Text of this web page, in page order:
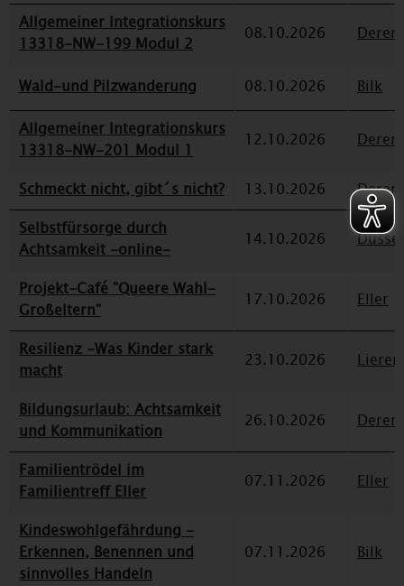
Allgemeiner Integrationskurs
13318-NW-199 Modul 2
08.10.2026
Wald-und Pilzwanderung 08.10.2026
Bilk
Allgemeiner Integrationskurs
13318-NW-201 Modul 1
12.10.2026
Schmeckt nicht, gibt´s nicht? 13.10.2026
Selbstfürsorge durch
Achtsamkeit -online-
14.10.2026
Projekt-Café "Queere Wahl-
Großeltern"
17.10.2026 Eller
Resilienz -Was Kinder stark
macht
23.10.2026
Bildungsurlaub: Achtsamkeit
und Kommunikation
26.10.2026
Familientrödel im
Familientreff Eller
07.11.2026 Eller
Kindeswohlgefährdung -
Erkennen, Benennen und
sinnvolles Handeln
07.11.2026 Bilk